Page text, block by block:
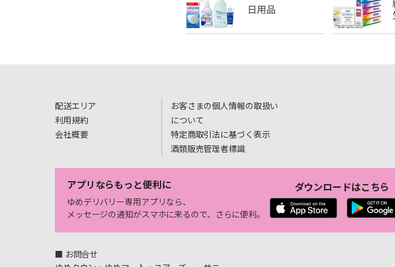
配送エリア
利用規約
会社概要
お客さまの個人情報の取扱い
について
特定商取引法に基づく表示
酒類販売管理者標識
アプリならもっと便利に
ゆめデリバリー専用アプリなら、
メッセージの通知がスマホに来るので、さらに便利。
ダウンロードはこちら
■ お問合せ